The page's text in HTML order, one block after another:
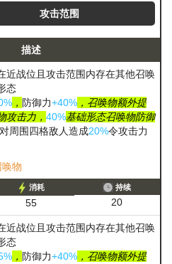
攻击范围
描述
近战位且攻击范围内存在其他召唤
态
， 防御力+40% ，召唤物额外提
攻击力， 40%基础形态召唤物防御
周围四格敌人造成20%令攻击力
物
消耗
55
持续
20
近战位且攻击范围内存在其他召唤
态
， 防御力+40% ，召唤物额外提